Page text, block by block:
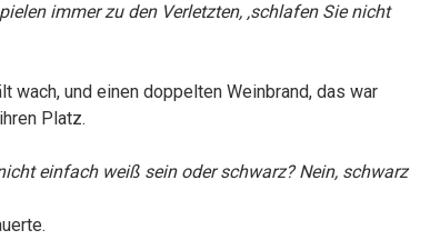
immer zu den Verletzten, ‚schlafen Sie nicht
wach, und einen doppelten Weinbrand, das war
Platz.
einfach weiß sein oder schwarz? Nein, schwarz